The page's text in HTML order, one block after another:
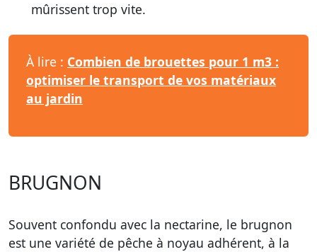
mûrissent trop vite.
À lire : Combien de brouettes pour 1 m3 :
optimiser le transport de vos matériaux
au jardin
BRUGNON
Souvent confondu avec la nectarine, le brugnon
est une variété de pêche à noyau adhérent, à la